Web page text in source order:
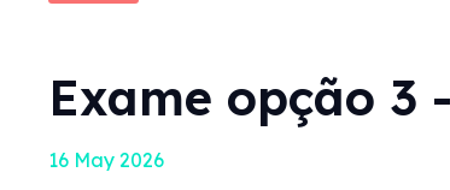
Exame opção 3
16 May 2026